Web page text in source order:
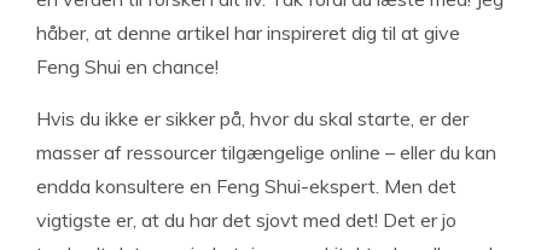
håber, at denne artikel har inspireret dig til at give
Feng Shui en chance!
Hvis du ikke er sikker på, hvor du skal starte, er der
masser af ressourcer tilgængelige online – eller du kan
endda konsultere en Feng Shui-ekspert. Men det
vigtigste er, at du har det sjovt med det! Det er jo